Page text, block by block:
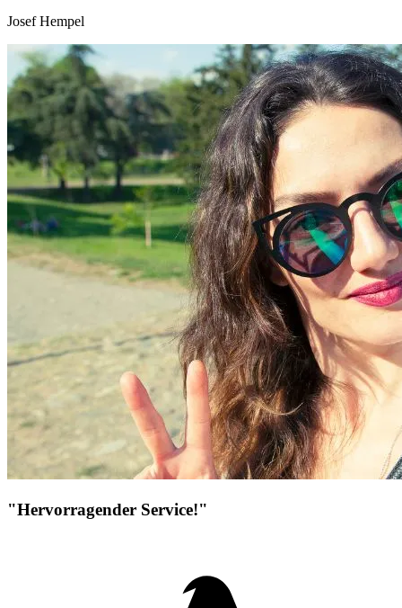
Josef Hempel
"Hervorragender Service!"